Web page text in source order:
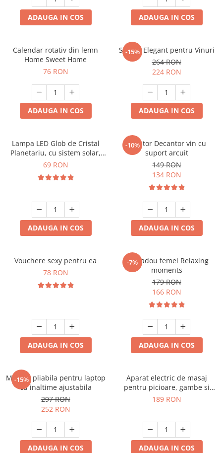
ADAUGA IN COS ADAUGA IN COS
Calendar rotativ din lemn
Home Sweet Home
76 RON
ADAUGA IN COS
-15%
Suport Elegant pentru Vinuri
264 RON
224 RON
ADAUGA IN COS
Lampa LED Glob de Cristal
Planetariu, cu sistem solar,
cadou captivant
69 RON
ADAUGA IN COS
-10%
Aerator Decantor vin cu
suport arcuit
149 RON
134 RON
ADAUGA IN COS
Vouchere sexy pentru ea
78 RON
ADAUGA IN COS
-7%
Set cadou femei Relaxing
moments
179 RON
166 RON
ADAUGA IN COS
-15%
Masuta pliabila pentru laptop
cu inaltime ajustabila
297 RON
252 RON
ADAUGA IN COS
Aparat electric de masaj
pentru picioare, gambe si
brate
189 RON
ADAUGA IN COS